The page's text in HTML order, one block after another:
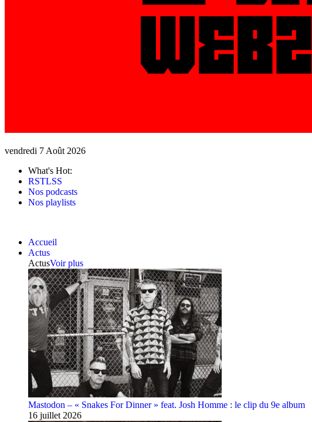
vendredi 7 Août 2026
What's Hot:
RSTLSS
Nos podcasts
Nos playlists
Accueil
Actus
ActusVoir plus
Mastodon – « Snakes For Dinner » feat. Josh Homme : le clip du 9e album
16 juillet 2026